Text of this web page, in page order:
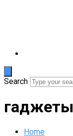
Search
гаджеты
Home